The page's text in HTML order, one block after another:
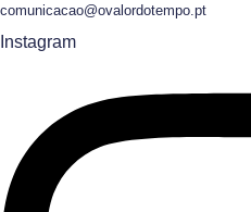
comunicacao@ovalordotempo.pt
Instagram